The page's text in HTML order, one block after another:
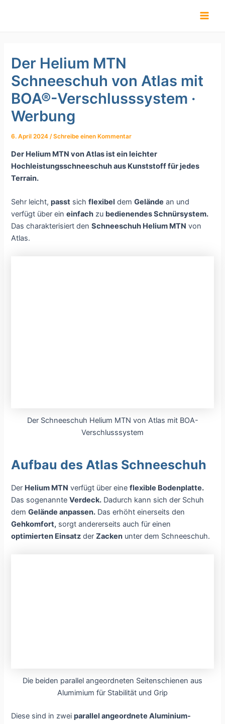
Der Helium MTN
Schneeschuh von Atlas mit
BOA®-Verschlusssystem ·
Werbung
6. April 2024 /Schreibe einen Kommentar
Der Helium MTN von Atlas ist ein leichter
Hochleistungsschneeschuh aus Kunststoff für jedes
Terrain.
Sehr leicht,passt sichflexibel demGelände an und
verfügt über eineinfach zu bedienendes Schnürsystem.
Das charakterisiert denSchneeschuh Helium MTN von
Atlas.
Der Schneeschuh Helium MTN von Atlas mit BOA-
Verschlusssystem
Aufbau des Atlas Schneeschuh
Der Helium MTN verfügt über eineflexible Bodenplatte.
Das sogenannteVerdeck. Dadurch kann sich der Schuh
demGelände anpassen. Das erhöht einerseits den
Gehkomfort, sorgt andererseits auch für einen
optimierten Einsatz derZacken unter dem Schneeschuh.
Die beiden parallel angeordneten Seitenschienen aus
Alumimium für Stabilität und Grip
Diese sind in zweiparallel angeordnete Aluminium-